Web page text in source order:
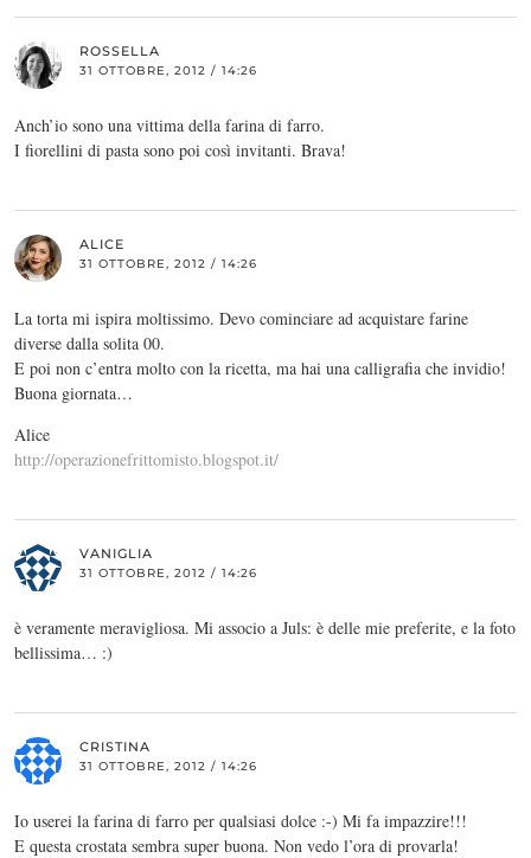
ROSSELLA
31 OTTOBRE, 2012 / 14:26
Anch’io sono una vittima della farina di farro.
I fiorellini di pasta sono poi così invitanti. Brava!
ALICE
31 OTTOBRE, 2012 / 14:26
La torta mi ispira moltissimo. Devo cominciare ad acquistare farine
diverse dalla solita 00.
E poi non c’entra molto con la ricetta, ma hai una calligrafia che invidio!
Buona giornata…
Alice
http://operazionefrittomisto.blogspot.it/
VANIGLIA
31 OTTOBRE, 2012 / 14:26
è veramente meravigliosa. Mi associo a Juls: è delle mie preferite, e la foto
bellissima… :)
CRISTINA
31 OTTOBRE, 2012 / 14:26
Io userei la farina di farro per qualsiasi dolce :-) Mi fa impazzire!!!
E questa crostata sembra super buona. Non vedo l’ora di provarla!